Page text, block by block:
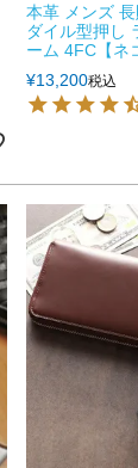
本革 メンズ
ダイル型押し
ーム 4FC【ネ
¥13,200税込